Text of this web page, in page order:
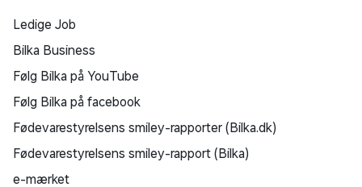
Ledige Job
Bilka Business
Følg Bilka på YouTube
Følg Bilka på facebook
Fødevarestyrelsens smiley-rapporter (Bilka.dk)
Fødevarestyrelsens smiley-rapport (Bilka)
e-mærket